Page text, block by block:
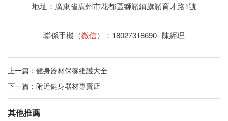
地址：廣東省廣州市花都區獅嶺鎮旗嶺育才路1號
聯係手機（微信）：18027318690--陳經理
上一篇： 健身器材保養維護大全
下一篇： 附近健身器材專賣店
其他推薦